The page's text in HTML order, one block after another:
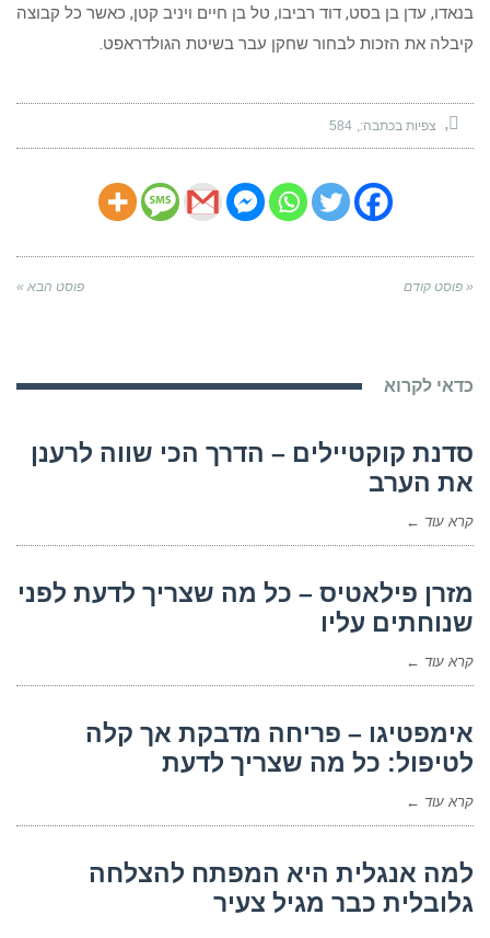
בנאדו, עדן בן בסט, דוד רביבו, טל בן חיים ויניב קטן, כאשר כל קבוצה
קיבלה את הזכות לבחור שחקן עבר בשיטת הגולדראפט.
צפיות בכתבה: 584
« פוסט קודם פוסט הבא »
כדאי לקרוא
סדנת קוקטיילים – הדרך הכי שווה לרענן
את הערב
קרא עוד ←
מזרן פילאטיס – כל מה שצריך לדעת לפני
שנוחתים עליו
קרא עוד ←
אימפטיגו – פריחה מדבקת אך קלה
לטיפול: כל מה שצריך לדעת
קרא עוד ←
למה אנגלית היא המפתח להצלחה
גלובלית כבר מגיל צעיר